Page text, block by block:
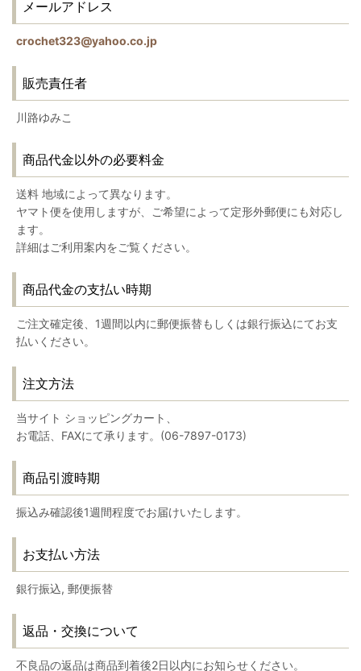
メールアドレス
crochet323@yahoo.co.jp
販売責任者
川路ゆみこ
商品代金以外の必要料金
送料 地域によって異なります。
ヤマト便を使用しますが、ご希望によって定形外郵便にも対応し
ます。
詳細はご利用案内をご覧ください。
商品代金の支払い時期
ご注文確定後、1週間以内に郵便振替もしくは銀行振込にてお支
払いください。
注文方法
当サイト ショッピングカート、
お電話、FAXにて承ります。(06-7897-0173)
商品引渡時期
振込み確認後1週間程度でお届けいたします。
お支払い方法
銀行振込, 郵便振替
返品・交換について
不良品の返品は商品到着後2日以内にお知らせください。